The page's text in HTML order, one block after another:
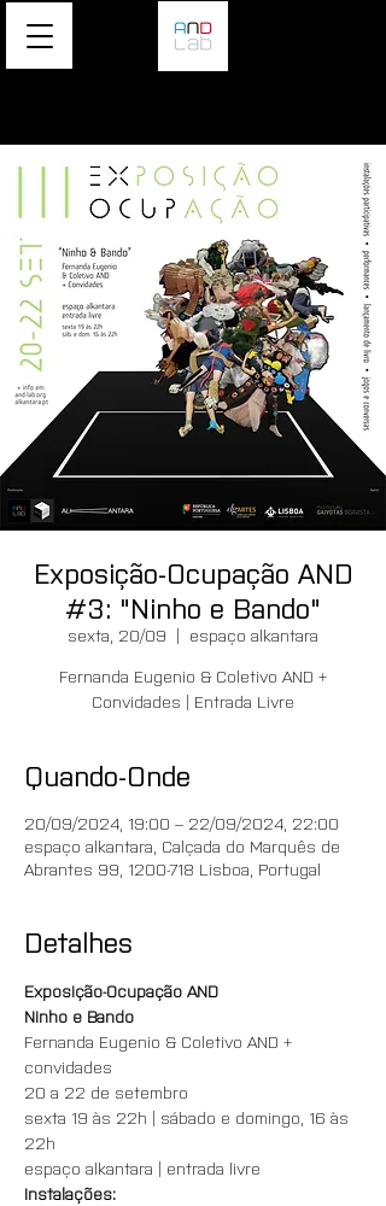
Exposição-Ocupação AND
#3: "Ninho e Bando"
sexta, 20/09
  |
espaço alkantara
Fernanda Eugenio & Coletivo AND +
Convidades | Entrada Livre
Quando-Onde
20/09/2024, 19:00 – 22/09/2024, 22:00
espaço alkantara, Calçada do Marquês de
Abrantes 99, 1200-718 Lisboa, Portugal
Detalhes
Exposição-Ocupação AND
Ninho e Bando
Fernanda Eugenio & Coletivo AND +
convidades
20 a 22 de setembro
sexta 19 às 22h | sábado e domingo, 16 às
22h
espaço alkantara | entrada livre
Instalações: